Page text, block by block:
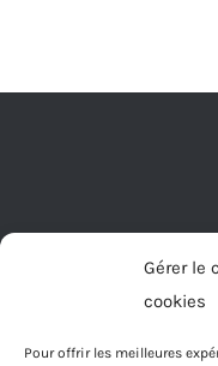
Gérer le
cookies
Pour offrir les meilleures